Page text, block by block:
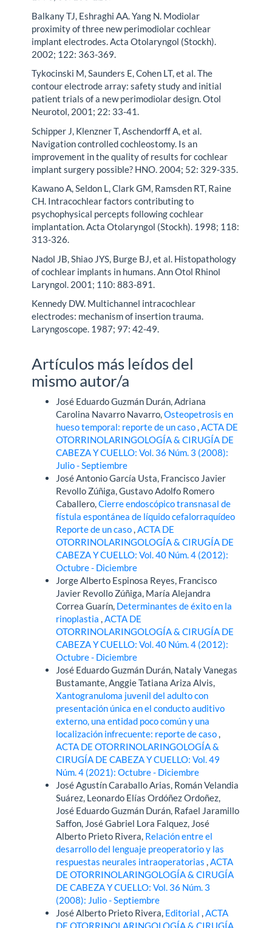
Balkany TJ, Eshraghi AA. Yang N. Modiolar
proximity of three new perimodiolar cochlear
implant electrodes. Acta Otolaryngol (Stockh).
2002; 122: 363-369.
Tykocinski M, Saunders E, Cohen LT, et al. The
contour electrode array: safety study and initial
patient trials of a new perimodiolar design. Otol
Neurotol, 2001; 22: 33-41.
Schipper J, Klenzner T, Aschendorff A, et al.
Navigation controlled cochleostomy. Is an
improvement in the quality of results for cochlear
implant surgery possible? HNO. 2004; 52: 329-335.
Kawano A, Seldon L, Clark GM, Ramsden RT, Raine
CH. Intracochlear factors contributing to
psychophysical percepts following cochlear
implantation. Acta Otolaryngol (Stockh). 1998; 118:
313-326.
Nadol JB, Shiao JYS, Burge BJ, et al. Histopathology
of cochlear implants in humans. Ann Otol Rhinol
Laryngol. 2001; 110: 883-891.
Kennedy DW. Multichannel intracochlear
electrodes: mechanism of insertion trauma.
Laryngoscope. 1987; 97: 42-49.
Artículos más leídos del
mismo autor/a
José Eduardo Guzmán Durán, Adriana
Carolina Navarro Navarro,Osteopetrosis en
hueso temporal: reporte de un caso,ACTA DE
OTORRINOLARINGOLOGÍA & CIRUGÍA DE
CABEZA Y CUELLO: Vol. 36 Núm. 3 (2008):
Julio - Septiembre
José Antonio García Usta, Francisco Javier
Revollo Zúñiga, Gustavo Adolfo Romero
Caballero,Cierre endoscópico transnasal de
fístula espontánea de líquido cefalorraquídeo
Reporte de un caso,ACTA DE
OTORRINOLARINGOLOGÍA & CIRUGÍA DE
CABEZA Y CUELLO: Vol. 40 Núm. 4 (2012):
Octubre - Diciembre
Jorge Alberto Espinosa Reyes, Francisco
Javier Revollo Zúñiga, María Alejandra
Correa Guarín, Determinantes de éxito en la
rinoplastia,ACTA DE
OTORRINOLARINGOLOGÍA & CIRUGÍA DE
CABEZA Y CUELLO: Vol. 40 Núm. 4 (2012):
Octubre - Diciembre
José Eduardo Guzmán Durán, Nataly Vanegas
Bustamante, Anggie Tatiana Ariza Alvis,
Xantogranuloma juvenil del adulto con
presentación única en el conducto auditivo
externo, una entidad poco común y una
localización infrecuente: reporte de caso,
ACTA DE OTORRINOLARINGOLOGÍA &
CIRUGÍA DE CABEZA Y CUELLO: Vol. 49
Núm. 4 (2021): Octubre - Diciembre
José Agustín Caraballo Arias, Román Velandia
Suárez, Leonardo Elías Ordóñez Ordoñez,
José Eduardo Guzmán Durán, Rafael Jaramillo
Saffon, José Gabriel Lora Falquez, José
Alberto Prieto Rivera, Relación entre el
desarrollo del lenguaje preoperatorio y las
respuestas neurales intraoperatorias,ACTA
DE OTORRINOLARINGOLOGÍA & CIRUGÍA
DE CABEZA Y CUELLO: Vol. 36 Núm. 3
(2008): Julio - Septiembre
José Alberto Prieto Rivera, Editorial,ACTA
DE OTORRINOLARINGOLOGÍA & CIRUGÍA